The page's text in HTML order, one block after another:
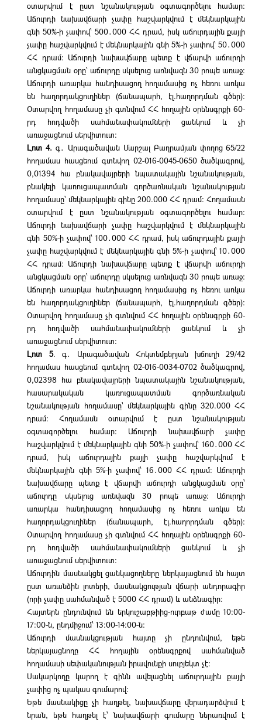
օտարվում է ըստ նշանակության օգտագործելու համար։
Աճուրդի նախավճարի չափը հաշվարկվում է մեկնարկային
գնի 50%-ի չափով՝ 500․000 ՀՀ դրամ, իսկ աճուրդային քայլի
չափը հաշվարկվում է մեկնարկային գնի 5%-ի չափով՝ 50․000
ՀՀ դրամ։ Աճուրդի նախավճարը պետք է վճարվի աճուրդի
անցկացման օրը՝ աճուրդը սկսելուց առնվազն 30 րոպե առաջ։
Աճուրդի առարկա հանդիսացող հողամասից ոչ հեռու առկա
են հաղորդակցուղիներ (ճանապարհ, էլ.հաղորդման գծեր):
Օտարվող հողամասը չի գտնվում ՀՀ հողային օրենսգրքի 60-
րդ հոդվածի սահմանափակումների ցանկում և չի
առաջացնում սերվիտուտ։
Լոտ 4. գ․ Արագածավան Մարշալ Բաղրամյան փողոց 65/22
հողամաս հասցեում գտնվող 02-016-0045-0650 ծածկագրով,
0,01394 հա բնակավայրերի նպատակային նշանակության,
բնակելի կառուցապատման գործառնական նշանակության
հողամասը՝ մեկնարկային գինը 200.000 ՀՀ դրամ։ Հողամասն
օտարվում է ըստ նշանակության օգտագործելու համար։
Աճուրդի նախավճարի չափը հաշվարկվում է մեկնարկային
գնի 50%-ի չափով՝ 100․000 ՀՀ դրամ, իսկ աճուրդային քայլի
չափը հաշվարկվում է մեկնարկային գնի 5%-ի չափով՝ 10․000
ՀՀ դրամ։ Աճուրդի նախավճարը պետք է վճարվի աճուրդի
անցկացման օրը՝ աճուրդը սկսելուց առնվազն 30 րոպե առաջ։
Աճուրդի առարկա հանդիսացող հողամասից ոչ հեռու առկա
են հաղորդակցուղիներ (ճանապարհ, էլ.հաղորդման գծեր):
Օտարվող հողամասը չի գտնվում ՀՀ հողային օրենսգրքի 60-
րդ հոդվածի սահմանափակումների ցանկում և չի
առաջացնում սերվիտուտ։
Լոտ 5. գ․ Արագածավան Հոկտեմբերյան խճուղի 29/42
հողամաս հասցեում գտնվող 02-016-0034-0702 ծածկագրով,
0,02398 հա բնակավայրերի նպատակային նշանակության,
հասարակական կառուցապատման գործառնական
նշանակության հողամասը՝ մեկնարկային գինը 320.000 ՀՀ
դրամ։ Հողամասն օտարվում է ըստ նշանակության
օգտագործելու համար։ Աճուրդի նախավճարի չափը
հաշվարկվում է մեկնարկային գնի 50%-ի չափով՝ 160․000 ՀՀ
դրամ, իսկ աճուրդային քայլի չափը հաշվարկվում է
մեկնարկային գնի 5%-ի չափով՝ 16․000 ՀՀ դրամ։ Աճուրդի
նախավճարը պետք է վճարվի աճուրդի անցկացման օրը՝
աճուրդը սկսելուց առնվազն 30 րոպե առաջ։ Աճուրդի
առարկա հանդիսացող հողամասից ոչ հեռու առկա են
հաղորդակցուղիներ (ճանապարհ, էլ.հաղորդման գծեր):
Օտարվող հողամասը չի գտնվում ՀՀ հողային օրենսգրքի 60-
րդ հոդվածի սահմանափակումների ցանկում և չի
առաջացնում սերվիտուտ։
Աճուրդին մասնակցել ցանկացողները ներկայացնում են հայտ
ըստ առանձին լոտերի, մասնակցության վճարի անդորագիր
(որի չափը սահմանված է 5000 ՀՀ դրամ) և անձնագիր։
Հայտերն ընդունվում են երկուշաբթիից-ուրբաթ ժամը 10։00-
17։00-ն, ընդմիջում՝ 13։00-14։00-ն։
Աճուրդի մասնակցության հայտը չի ընդունվում, եթե
ներկայացնողը ՀՀ հողային օրենսգրքով սահմանված
հողամասի սեփականության իրավունքի սուբյեկտ չէ։
Սակարկողը կարող է գինն ավելացնել աճուրդային քայլի
չափից ոչ պակաս գումարով։
Եթե մասնակիցը չի հաղթել, նախավճարը վերադարձվում է
նրան, եթե հաղթել է՝ նախավճարի գումարը ներառվում է